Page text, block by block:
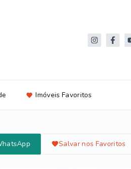
Imóveis Favoritos
Salvar nos Favoritos